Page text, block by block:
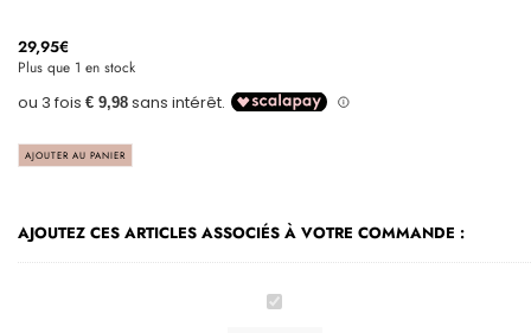
29,95€
Plus que 1 en stock
AJOUTER AU PANIER
AJOUTEZ CES ARTICLES ASSOCIÉS À VOTRE COMMANDE :
Salopette
de